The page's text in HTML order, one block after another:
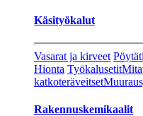
Käsityökalut
Vasarat ja kirveet
Hionta Työkalusetit
katkoteräveitset
Rakennuskemikaalit